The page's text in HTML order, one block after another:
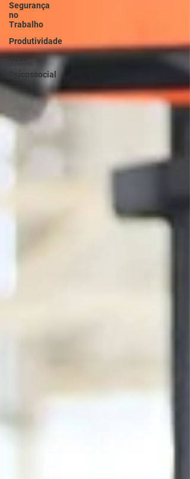
Segurança
no
Trabalho
Produtividade
Case
Psicossocial